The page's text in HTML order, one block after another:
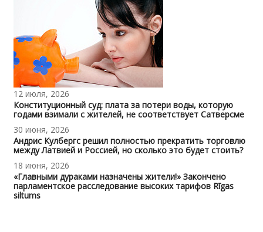
12 июля, 2026
Конституционный суд: плата за потери воды, которую
годами взимали с жителей, не соответствует Сатверсме
30 июня, 2026
Андрис Кулбергс решил полностью прекратить торговлю
между Латвией и Россией, но сколько это будет стоить?
18 июня, 2026
«Главными дураками назначены жители!» Закончено
парламентское расследование высоких тарифов Rīgas
siltums